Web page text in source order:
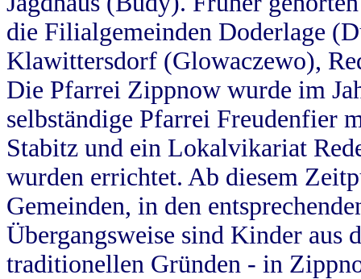
die Filialgemeinden Doderlage
Klawittersdorf (Glowaczewo),
Die Pfarrei Zippnow wurde im
selbständige Pfarrei Freudenfier
Stabitz und ein Lokalvikariat
wurden errichtet. Ab diesem
Gemeinden, in den
Übergangsweise sind Kinder aus
traditionellen Gründen - in